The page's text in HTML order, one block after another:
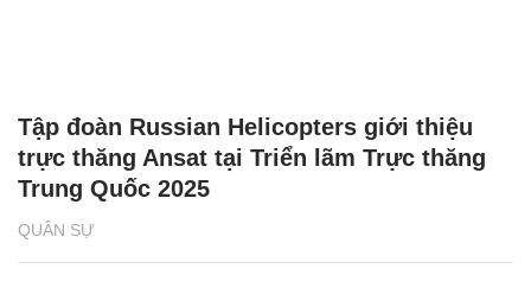
QUÂN SỰ
Tập đoàn Russian Helicopters giới thiệu
trực thăng Ansat tại Triển lãm Trực thăng
Trung Quốc 2025